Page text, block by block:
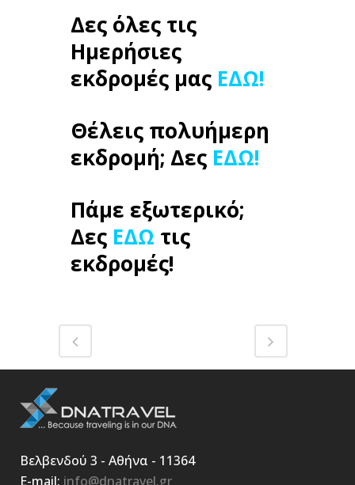
Δες όλες τις
Ημερήσιες
εκδρομές μας ΕΔΩ!
Θέλεις πολυήμερη
εκδρομή; Δες ΕΔΩ!
Πάμε εξωτερικό;
Δες ΕΔΩ τις
εκδρομές!
Βελβενδού 3 - Αθήνα - 11364
E-mail: info@dnatravel.gr